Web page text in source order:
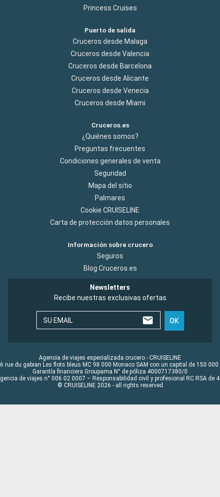
Princess Cruises
Puerto de salida
Cruceros desde Malaga
Cruceros desde Valencia
Cruceros desde Barcelona
Cruceros desde Alicante
Cruceros desde Venecia
Cruceros desde Miami
Cruceros.es
¿Quiénes somos?
Preguntas frecuentes
Condiciones generales de venta
Seguridad
Mapa del sitio
Palmares
Cookie CRUISELINE
Carta de protección datos personales
Información sobre crucero
Seguros
Blog Cruceros.es
Newsletters
Recibe nuestras exclusivas ofertas
SU EMAIL OK
Agencia de viajes especializada crucero - CRUISELINE
rue du gabian Les flots bleus MC 98 000 Monaco SAM con un capital de 150 000
Garantía financiera Groupama N° de póliza 4000717380/0
de viajes n° 006 02 0007 – Responsabilidad civil y profesional RC RSA de
© CRUISELINE 2026 - all rights reserved